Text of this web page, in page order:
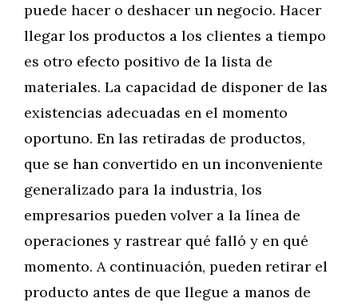
puede hacer o deshacer un negocio. Hacer
llegar los productos a los clientes a tiempo
es otro efecto positivo de la lista de
materiales. La capacidad de disponer de las
existencias adecuadas en el momento
oportuno. En las retiradas de productos,
que se han convertido en un inconveniente
generalizado para la industria, los
empresarios pueden volver a la línea de
operaciones y rastrear qué falló y en qué
momento. A continuación, pueden retirar el
producto antes de que llegue a manos de